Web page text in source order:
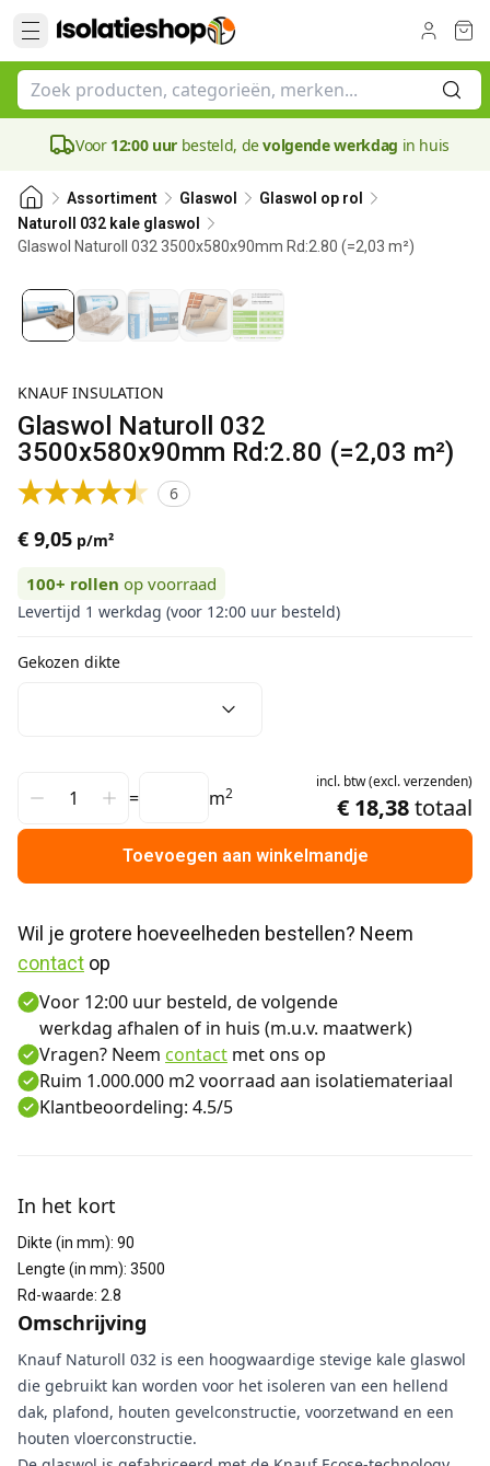
Voor 12:00 uur besteld, devolgende werkdag in huis
Assortiment Glaswol
Glaswol op rol
Naturoll 032 kale glaswol
Glaswol Naturoll 032 3500x580x90mm Rd:2.80 (=2,03 m²)90 mm
KNAUF INSULATION
Glaswol Naturoll 032
3500x580x90mm Rd:2.80 (=2,03 m²)
6
€ 9,05 p/m²
100+ rollen op voorraad
Levertijd 1 werkdag (voor 12:00 uur besteld)
Gekozen dikte
= m2
incl. btw(excl.verzenden)
€ 18,38totaal
Toevoegen aan winkelmandje
contact op
Voor 12:00 uur besteld, de volgende
werkdag afhalen of in huis (m.u.v. maatwerk)
Vragen? Neem contact met ons op
Ruim 1.000.000 m2 voorraad aan isolatiemateriaal
Klantbeoordeling: 4.5/5
In het kort
Dikte (in mm): 90
Lengte (in mm): 3500
Rd-waarde: 2.8
Omschrijving
Knauf Naturoll 032 is een hoogwaardige stevige kale glaswol
die gebruikt kan worden voor het isoleren van een hellend
dak, plafond, houten gevelconstructie, voorzetwand en een
houten vloerconstructie.